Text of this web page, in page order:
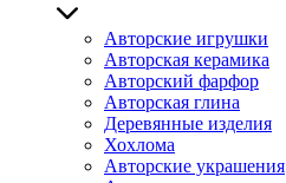
Авторские игрушки
Авторская керамика
Авторский фарфор
Авторская глина
Деревянные изделия
Хохлома
Авторские украшения